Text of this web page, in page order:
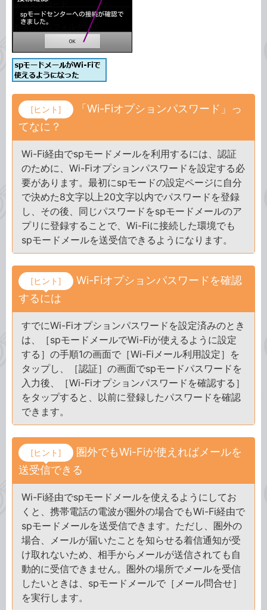
[ヒント]
「Wi-Fiオプションパスワード」っ
てなに？
Wi-Fi経由でspモードメールを利用するには、認証
のために、Wi-Fiオプションパスワードを設定する必
要があります。最初にspモードの設定ページに自分
で決めた8文字以上20文字以内でパスワードを登録
し、その後、同じパスワードをspモードメールのア
プリに登録することで、Wi-Fiに接続した環境でも
spモードメールを送受信できるようになります。
[ヒント]
Wi-Fiオプションパスワードを確認
するには
すでにWi-Fiオプションパスワードを設定済みのとき
は、［spモードメールでWi-Fiが使えるように設定
する］の手順1の画面で［Wi-Fiメール利用設定］を
タップし、［認証］の画面でspモードパスワードを
入力後、［Wi-Fiオプションパスワードを確認する］
をタップすると、以前に登録したパスワードを確認
できます。
[ヒント]
圏外でもWi-Fiが使えればメールを
送受信できる
Wi-Fi経由でspモードメールを使えるようにしてお
くと、携帯電話の電波が圏外の場合でもWi-Fi経由で
spモードメールを送受信できます。ただし、圏外の
場合、メールが届いたことを知らせる着信通知が受
け取れないため、相手からメールが送信されても自
動的に受信できません。圏外の場所でメールを受信
したいときは、spモードメールで［メール問合せ］
を実行します。